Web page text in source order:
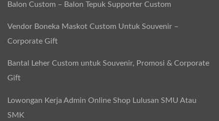
Balon Custom – Balon Tepuk Supporter Custom
Vendor Boneka Maskot Custom Untuk Souvenir –
Corporate Gift
Bantal Leher Custom untuk Souvenir, Promosi & Corporate
Gift
Lowongan Kerja Admin Online Shop Lulusan SMU Atau
SMK